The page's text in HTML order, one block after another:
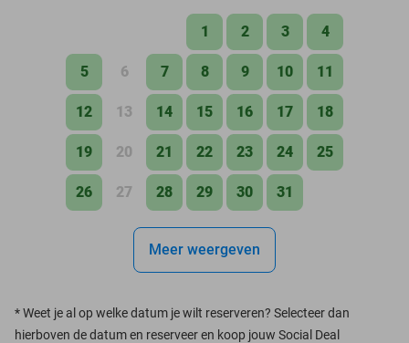
1 2 3 4
5 6 7 8 9 10 11
12 13 14 15 16 17 18
19 20 21 22 23 24 25
26 27 28 29 30 31
Meer weergeven
*Weet je al op welke datum je wilt reserveren? Selecteer dan
hierboven de datum en reserveer en koop jouw Social Deal